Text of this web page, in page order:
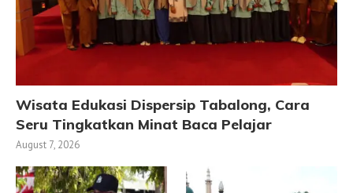
Wisata Edukasi Dispersip Tabalong, Cara
Seru Tingkatkan Minat Baca Pelajar
August 7, 2026